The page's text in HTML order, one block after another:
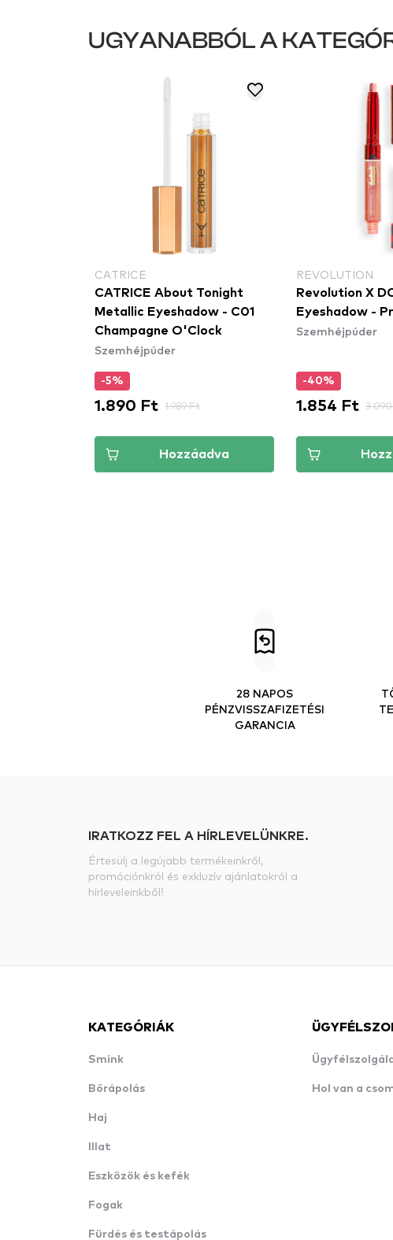
UGYANABBÓL A
CATRICE
CATRICE About Tonight
Metallic Eyeshadow - C01
Champagne O'Clock
Szemhéjpúder
-5%
1.890 Ft 1.989 Ft
Hozzáadva
REVOLUTION
Revolution X
Eyeshadow -
Szemhéjpúder
-40%
1.854 Ft
28 NAPOS
PÉNZVISSZAFIZETÉSI
GARANCIA
IRATKOZZ FEL A HÍRLEVELÜNKRE.
Értesülj a legújabb termékeinkről,
promóciónkról és exkluzív ajánlatokról a
hírleveleinkből!
KATEGÓRIÁK
Smink
Bőrápolás
Haj
Illat
Eszközök és kefék
Fogak
Fürdés és testápolás
Hol van a